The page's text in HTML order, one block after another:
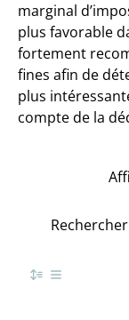
marginal
plus favorable
fortement
fines afin de
plus
compte de la